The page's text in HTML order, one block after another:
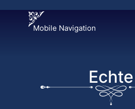
Mobile Navigation
Echte